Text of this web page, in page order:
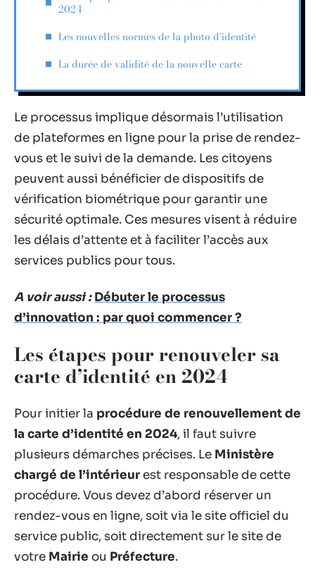
2024
Les nouvelles normes de la photo d’identité
La durée de validité de la nouvelle carte
Le processus implique désormais l’utilisation
de plateformes en ligne pour la prise de rendez-
vous et le suivi de la demande. Les citoyens
peuvent aussi bénéficier de dispositifs de
vérification biométrique pour garantir une
sécurité optimale. Ces mesures visent à réduire
les délais d’attente et à faciliter l’accès aux
services publics pour tous.
A voir aussi : Débuter le processus
d’innovation : par quoi commencer ?
Les étapes pour renouveler sa
carte d’identité en 2024
Pour initier la procédure de renouvellement de
la carte d’identité en 2024, il faut suivre
plusieurs démarches précises. Le Ministère
chargé de l’intérieur est responsable de cette
procédure. Vous devez d’abord réserver un
rendez-vous en ligne, soit via le site officiel du
service public, soit directement sur le site de
votre Mairie ou Préfecture.